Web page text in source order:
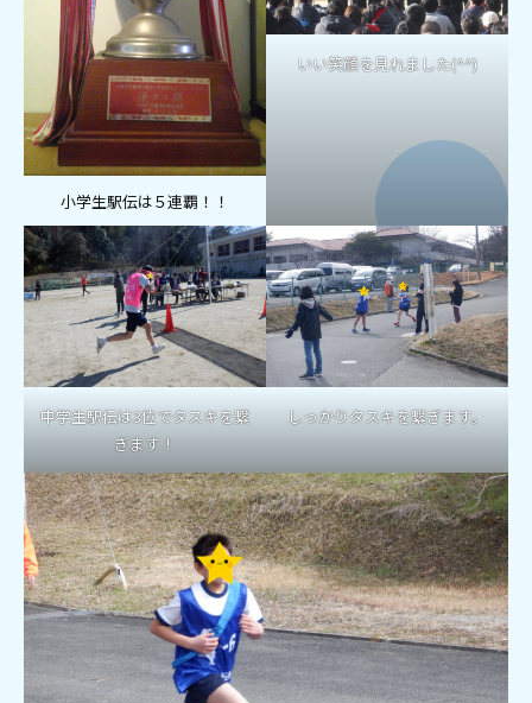
小学生駅伝は５連覇！！
いい笑顔を見れました(^^)
中学生駅伝は3位でタスキを繋
ぎます！
しっかりタスキを繋ぎます。